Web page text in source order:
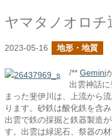
ヤマタノオロチ
2023-05-16 地形・地質
/** Gemini
出雲神話
まった斐伊川は、上流から
ります。砂鉄は酸化鉄を含
出雲で鉄の採掘と鉄器製造
す。出雲は緑泥石、祭器の